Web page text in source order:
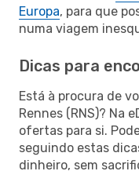
Europa, para que
numa viagem
Dicas para
Está à procura de
Rennes (RNS)? Na
ofertas para si.
seguindo estas
dinheiro, sem